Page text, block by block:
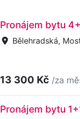
Pronájem bytu
Bělehradská,
13 300 Kč /za
Pronájem bytu